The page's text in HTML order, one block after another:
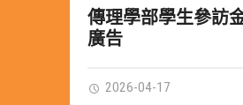
傳理學部學生參訪
廣告
2026-04-17